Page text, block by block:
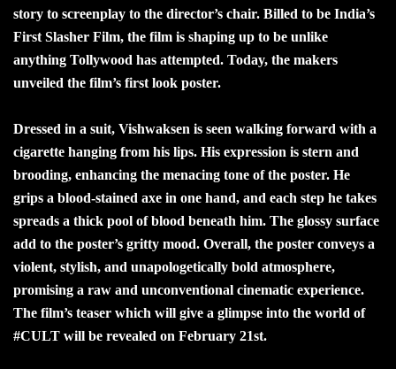
story to screenplay to the director’s chair. Billed to be India’s
First Slasher Film, the film is shaping up to be unlike
anything Tollywood has attempted. Today, the makers
unveiled the film’s first look poster.
Dressed in a suit, Vishwaksen is seen walking forward with a
cigarette hanging from his lips. His expression is stern and
brooding, enhancing the menacing tone of the poster. He
grips a blood-stained axe in one hand, and each step he takes
spreads a thick pool of blood beneath him. The glossy surface
add to the poster’s gritty mood. Overall, the poster conveys a
violent, stylish, and unapologetically bold atmosphere,
promising a raw and unconventional cinematic experience.
The film’s teaser which will give a glimpse into the world of
#CULT will be revealed on February 21st.